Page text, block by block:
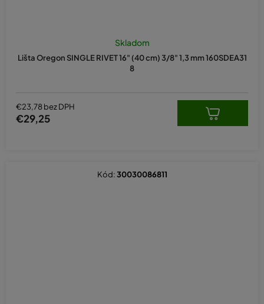
Lišta Oregon SINGLE RIVET 16" (40 cm) 3/8" 1,3 mm 160SDEA31
8
Skladom
€23,78 bez DPH
€29,25
Kód:30030086811